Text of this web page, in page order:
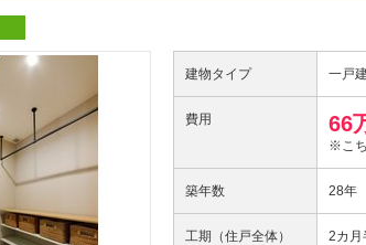
建物タイプ 一戸
費用 66
※こ
築年数 28年
工期（住戸全体） 2カ月